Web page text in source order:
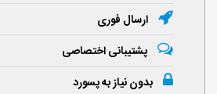
ارسال فوری
پشتیبانی اختصاصی
بدون نیاز به پسورد